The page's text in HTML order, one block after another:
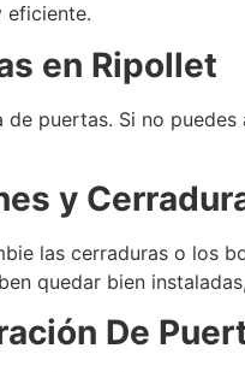
eficiente.
en Ripollet
puertas. Si no
y
las cerraduras o los
quedar bien
De